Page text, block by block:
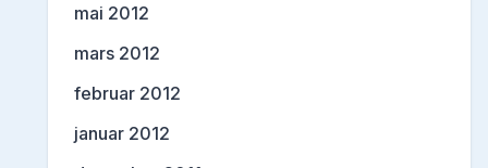
mai 2012
mars 2012
februar 2012
januar 2012